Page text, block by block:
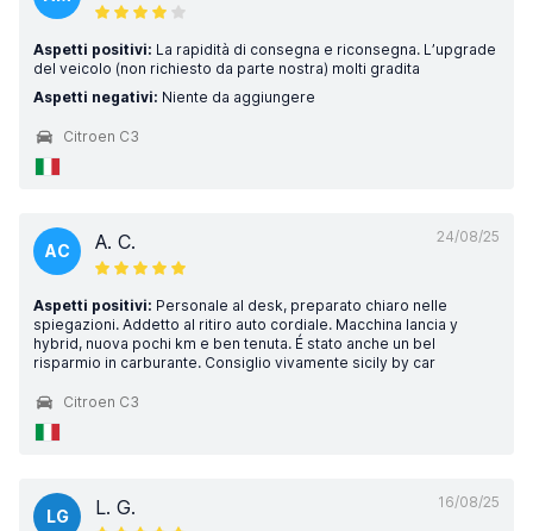
Aspetti positivi: La rapidità di consegna e riconsegna. L’upgrade
del veicolo (non richiesto da parte nostra) molti gradita
Aspetti negativi: Niente da aggiungere
Citroen C3
24/08/25
AC A. C.
Aspetti positivi: Personale al desk, preparato chiaro nelle
spiegazioni. Addetto al ritiro auto cordiale. Macchina lancia y
hybrid, nuova pochi km e ben tenuta. É stato anche un bel
risparmio in carburante. Consiglio vivamente sicily by car
Citroen C3
16/08/25
LG L. G.